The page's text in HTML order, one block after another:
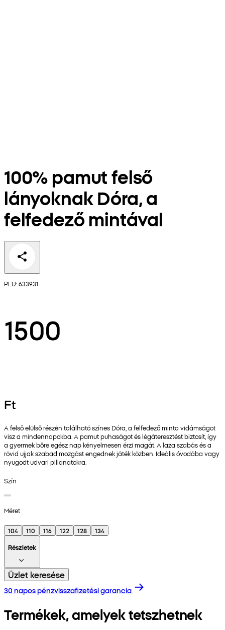
100% pamut felső
lányoknak Dóra, a
felfedező mintával
PLU: 633931
1500
Ft
A felső elülső részén található színes Dóra, a felfedező minta vidámságot
visz a mindennapokba. A pamut puhaságot és légáteresztést biztosít, így
a gyermek bőre egész nap kényelmesen érzi magát. A laza szabás és a
rövid ujjak szabad mozgást engednek játék közben. Ideális óvodába vagy
nyugodt udvari pillanatokra.
Szín
Méret
104 110 116 122 128
134
Részletek
Üzlet keresése
30 napos pénzvisszafizetési garancia
Termékek, amelyek tetszhetnek